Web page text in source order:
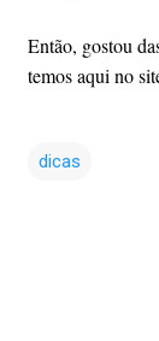
Então, gostou
temos aqui no
dicas